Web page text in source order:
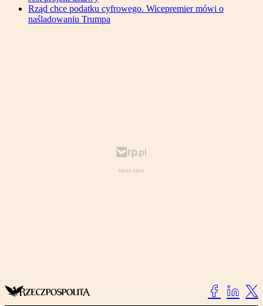
Rząd chce podatku cyfrowego. Wicepremier mówi o
naśladowaniu Trumpa